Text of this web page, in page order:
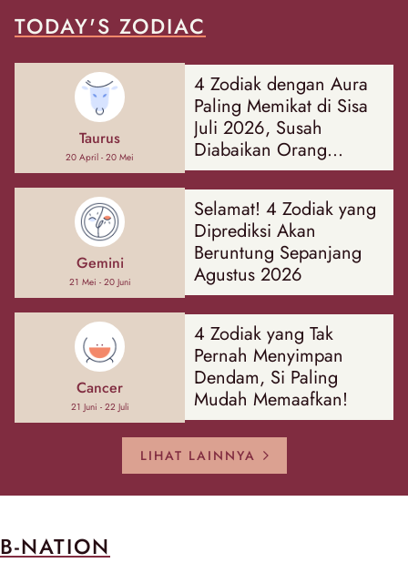
TODAY'S ZODIAC
Taurus
20 April - 20 Mei
4 Zodiak dengan Aura
Paling Memikat di Sisa
Juli 2026, Susah
Diabaikan Orang
Sekitar!
Gemini
21 Mei - 20 Juni
Selamat! 4 Zodiak yang
Diprediksi Akan
Beruntung Sepanjang
Agustus 2026
Cancer
21 Juni - 22 Juli
4 Zodiak yang Tak
Pernah Menyimpan
Dendam, Si Paling
Mudah Memaafkan!
LIHAT LAINNYA
B-NATION